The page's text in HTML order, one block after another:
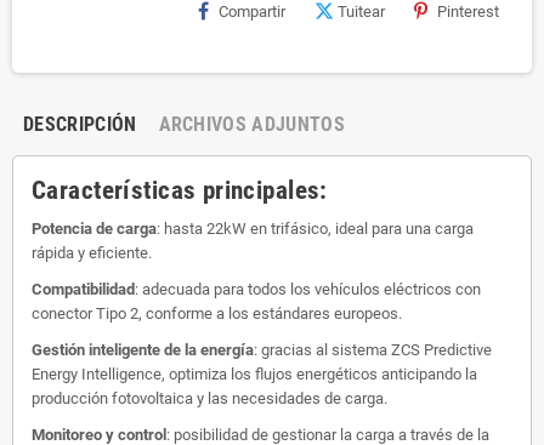
Compartir Tuitear Pinterest
DESCRIPCIÓN ARCHIVOS ADJUNTOS
Características principales:
Potencia de carga: hasta 22kW en trifásico, ideal para una carga
rápida y eficiente.
Compatibilidad: adecuada para todos los vehículos eléctricos con
conector Tipo 2, conforme a los estándares europeos.
Gestión inteligente de la energía: gracias al sistema ZCS Predictive
Energy Intelligence, optimiza los flujos energéticos anticipando la
producción fotovoltaica y las necesidades de carga.
Monitoreo y control: posibilidad de gestionar la carga a través de la